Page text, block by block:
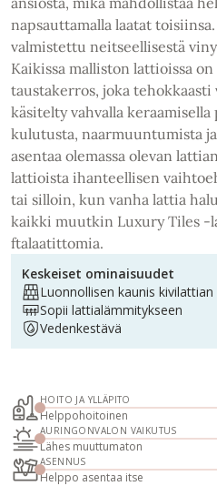
napsauttamalla laatat
valmistettu neitseellisestä
Kaikissa malliston lattioissa
taustakerros, joka tehokkaasti
käsitelty vahvalla
kulutusta, naarmuuntumista
asentaa olemassa olevan
lattioista ihanteellisen
tai silloin, kun vanha lattia
kaikki muutkin Luxury Tiles -
ftalaatittomia.
Keskeiset ominaisuudet
Luonnollisen kaunis kivilattian
Sopii lattialämmitykseen
Vedenkestävä
HOITO JA YLLÄPITO
Helppohoitoinen
AURINGONVALON VAIKUTUS
Lähes muuttumaton
ASENNUS
Helppo asentaa itse